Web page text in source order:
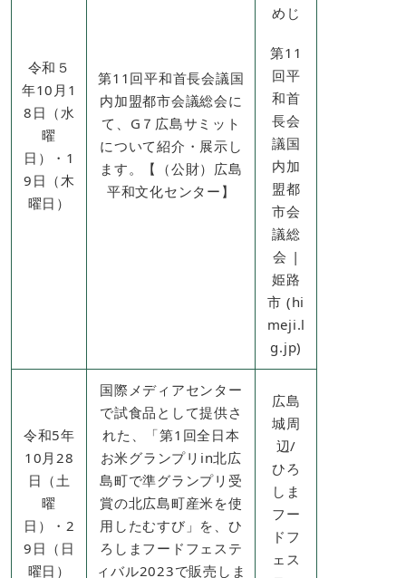
令和５
年10月1
8日（水
曜
日）・1
9日（木
曜日）
第11回平和首長会議国
内加盟都市会議総会に
て、G７広島サミット
について紹介・展示し
ます。【（公財）広島
平和文化センター】
めじ
第11
回平
和首
長会
議国
内加
盟都
市会
議総
会 |
姫路
市 (hi
meji.l
g.jp)
令和5年
10月28
日（土
曜
日）・2
9日（日
曜日）
国際メディアセンター
で試食品として提供さ
れた、「第1回全日本
お米グランプリin北広
島町で準グランプリ受
賞の北広島町産米を使
用したむすび」を、ひ
ろしまフードフェステ
ィバル2023で販売しま
広島
城周
辺/
​ひろ
しま
フー
ドフ
ェス